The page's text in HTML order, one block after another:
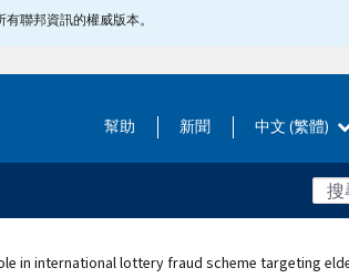
聯邦資訊的權威版本。
幫助 新聞 中文 (繁體)
in international lottery fraud scheme targeting